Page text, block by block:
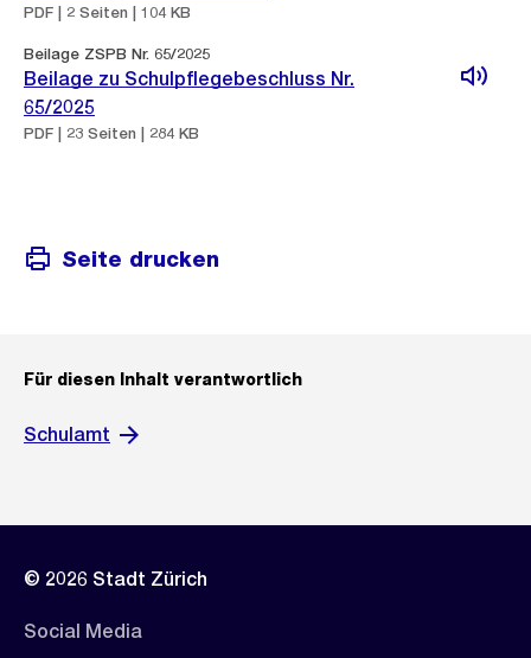
PDF | 2 Seiten | 104 KB
Beilage ZSPB Nr. 65/2025
Beilage zu Schulpflegebeschluss Nr.
65/2025
PDF | 23 Seiten | 284 KB
Seite drucken
Für diesen Inhalt verantwortlich
Schulamt
© 2026 Stadt Zürich
Social Media